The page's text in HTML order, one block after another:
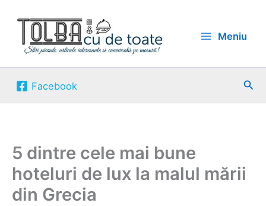
content
Meniu
Facebook
5 dintre cele mai bune
hoteluri de lux la malul mării
din Grecia